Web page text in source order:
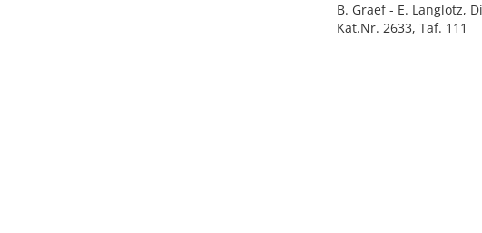
B. Graef - E. Langlotz,
Kat.Nr. 2633, Taf. 111